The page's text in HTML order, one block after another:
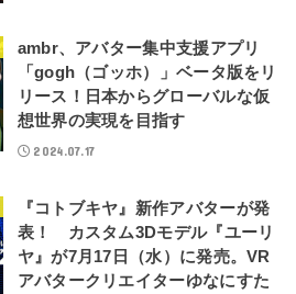
ambr、アバター集中支援アプリ
「gogh（ゴッホ）」ベータ版をリ
リース！日本からグローバルな仮
想世界の実現を目指す
2024.07.17
『コトブキヤ』新作アバターが発
表！ カスタム3Dモデル『ユーリ
ヤ』が7月17日（水）に発売。VR
アバタークリエイターゆなにすた